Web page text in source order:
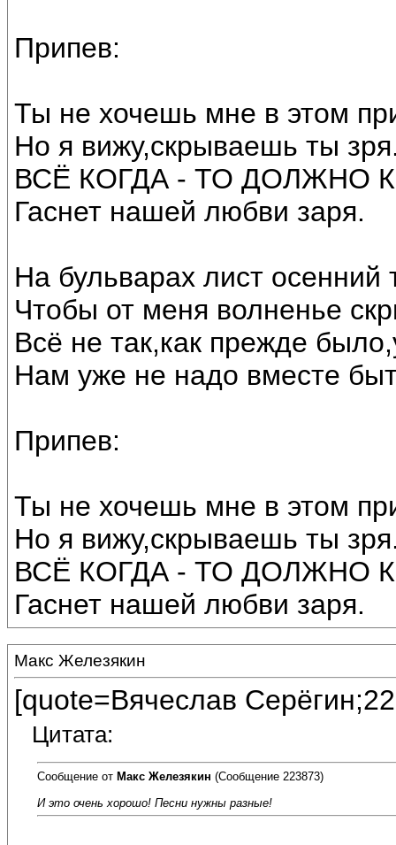
Припев:
Ты не хочешь мне в этом
Но я вижу,скрываешь ты
ВСЁ КОГДА - ТО ДОЛЖНО
Гаснет нашей любви заря.
На бульварах лист
Чтобы от меня волненье
Всё не так,как прежде
Нам уже не надо вместе
Припев:
Ты не хочешь мне в этом
Но я вижу,скрываешь ты
ВСЁ КОГДА - ТО ДОЛЖНО
Гаснет нашей любви заря.
Макс Железякин
[quote=Вячеслав
Цитата:
Сообщение от Макс Железякин (Сообщение 223873)
И это очень хорошо! Песни нужны разные!